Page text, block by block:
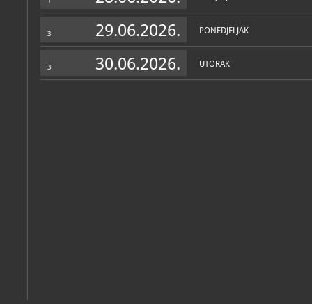
3 29.06.2026. PONEDJELJAK
3 30.06.2026. UTORAK